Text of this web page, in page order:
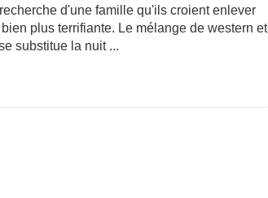
d'une famille qu'ils croient enlever
plus terrifiante. Le mélange de western et
substitue la nuit ...